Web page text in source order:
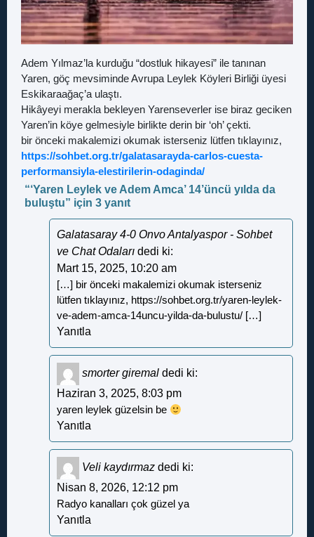
Adem Yılmaz’la kurduğu “dostluk hikayesi” ile tanınan
Yaren, göç mevsiminde Avrupa Leylek Köyleri Birliği üyesi
Eskikaraağaç’a ulaştı.
Hikâyeyi merakla bekleyen Yarenseverler ise biraz geciken
Yaren’in köye gelmesiyle birlikte derin bir ‘oh’ çekti.
bir önceki makalemizi okumak isterseniz lütfen tıklayınız,
https://sohbet.org.tr/galatasarayda-carlos-cuesta-
performansiyla-elestirilerin-odaginda/
“‘Yaren Leylek ve Adem Amca’ 14’üncü yılda da
buluştu” için 3 yanıt
Galatasaray 4-0 Onvo Antalyaspor - Sohbet
ve Chat Odaları dedi ki:
Mart 15, 2025, 10:20 am
[…] bir önceki makalemizi okumak isterseniz
lütfen tıklayınız, https://sohbet.org.tr/yaren-leylek-
ve-adem-amca-14uncu-yilda-da-bulustu/ […]
Yanıtla
smorter giremal dedi ki:
Haziran 3, 2025, 8:03 pm
yaren leylek güzelsin be
Yanıtla
Veli kaydırmaz dedi ki:
Nisan 8, 2026, 12:12 pm
Radyo kanalları çok güzel ya
Yanıtla